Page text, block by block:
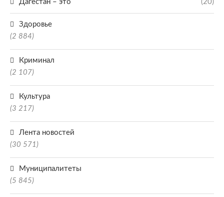
Дагестан – это (20)
Здоровье
(2 884)
Криминал
(2 107)
Культура
(3 217)
Лента новостей
(30 571)
Муниципалитеты
(5 845)